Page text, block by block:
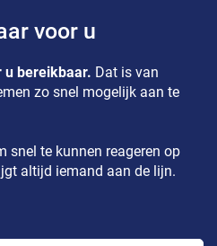
voor u
u bereikbaar. Dat is van
zo snel mogelijk aan te
snel te kunnen reageren op
altijd iemand aan de lijn.